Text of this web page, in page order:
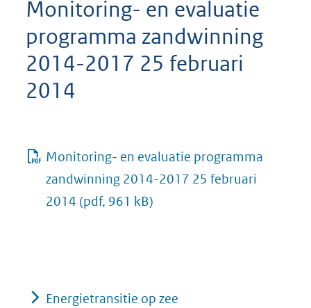
Monitoring- en evaluatie
programma zandwinning
2014-2017 25 februari
2014
Monitoring- en evaluatie programma
zandwinning 2014-2017 25 februari
2014 (pdf, 961 kB)
Energietransitie op zee